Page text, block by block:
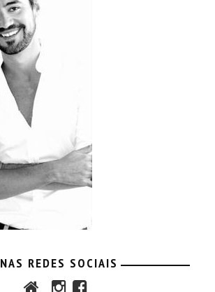
NAS REDES SOCIAIS